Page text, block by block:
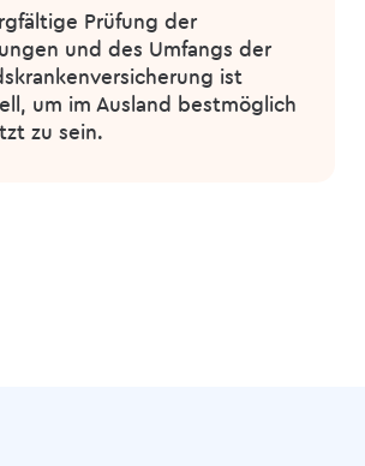
Prüfung der
und des Umfangs der
ist
um im Ausland bestmöglich
zu sein.